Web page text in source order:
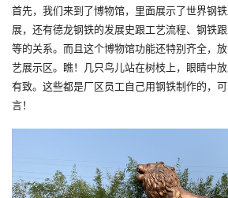
首先，我们来到了博物馆，里面展示了世界钢
展，还有德龙钢铁的发展史跟工艺流程、钢铁
等的关系。而且这个博物馆功能还特别齐全，
艺展示区。瞧！几只鸟儿站在树枝上，眼睛中
有致。这些都是厂区员工自己用钢铁制作的，
言！